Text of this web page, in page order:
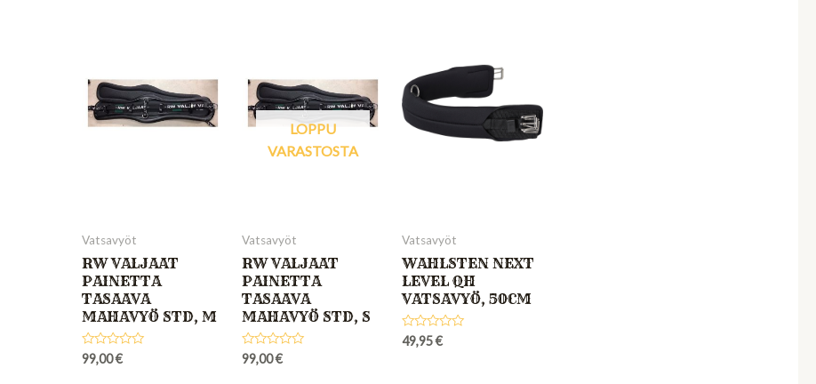
Vatsavyöt
RW VALJAAT
PAINETTA
TASAAVA
MAHAVYÖ STD, M
Rated
0
99,00€
LOPPU
VARASTOSTA
Vatsavyöt
RW VALJAAT
PAINETTA
TASAAVA
MAHAVYÖ STD, S
Rated
0
99,00€
Vatsavyöt
WAHLSTEN NEXT
LEVEL QH
VATSAVYÖ, 50CM
Rated
0
49,95€